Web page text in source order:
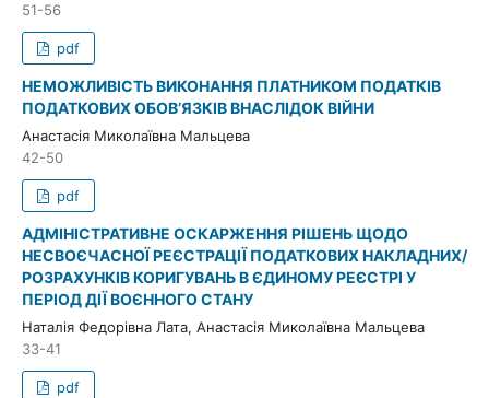
51-56
pdf
НЕМОЖЛИВІСТЬ ВИКОНАННЯ ПЛАТНИКОМ ПОДАТКІВ
ПОДАТКОВИХ ОБОВ’ЯЗКІВ ВНАСЛІДОК ВІЙНИ
Анастасія Миколаївна Мальцева
42-50
pdf
АДМІНІСТРАТИВНЕ ОСКАРЖЕННЯ РІШЕНЬ ЩОДО
НЕСВОЄЧАСНОЇ РЕЄСТРАЦІЇ ПОДАТКОВИХ НАКЛАДНИХ/
РОЗРАХУНКІВ КОРИГУВАНЬ В ЄДИНОМУ РЕЄСТРІ У
ПЕРІОД ДІЇ ВОЄННОГО СТАНУ
Наталія Федорівна Лата, Анастасія Миколаївна Мальцева
33-41
pdf